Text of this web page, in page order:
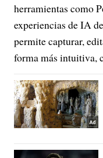
herramientas como
experiencias de IA
permite capturar,
forma más intuitiva,